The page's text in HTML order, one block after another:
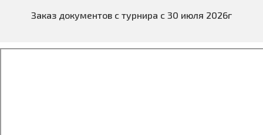
Заказ документов с турнира с 30 июля 2026г